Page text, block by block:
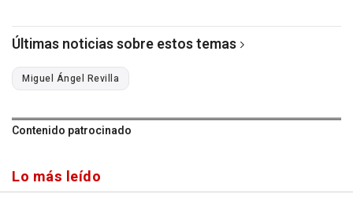
Últimas noticias sobre estos temas
Miguel Ángel Revilla
Contenido patrocinado
Lo más leído